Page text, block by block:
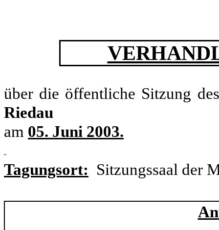
über die öffentliche Sitzung
Riedau
am 05. Juni 2003.
Tagungsort: Sitzungssaal der